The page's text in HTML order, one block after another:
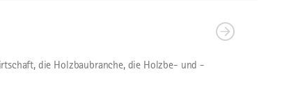
die Holzbaubranche, die Holzbe- und -